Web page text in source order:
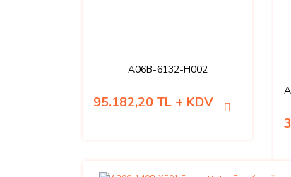
A06B-6132-H002
95.182,20 TL + KDV